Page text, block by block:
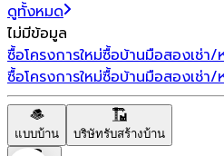
ดูทั้งหมด
ไม่มีข้อมูล
ซื้อโครงการใหม่ซื้อบ้านมือสองเช่า
ซื้อโครงการใหม่ซื้อบ้านมือสองเช่า
แบบบ้าน บริษัทรับสร้างบ้าน